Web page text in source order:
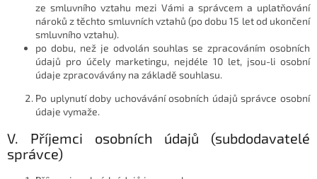
ze smluvního vztahu mezi Vámi a správcem a uplatňování
nároků z těchto smluvních vztahů (po dobu 15 let od ukončení
smluvního vztahu).
po dobu, než je odvolán souhlas se zpracováním osobních
údajů pro účely marketingu, nejdéle 10 let, jsou-li osobní
údaje zpracovávány na základě souhlasu.
Po uplynutí doby uchovávání osobních údajů správce osobní
údaje vymaže.
V. Příjemci osobních údajů (subdodavatelé
správce)